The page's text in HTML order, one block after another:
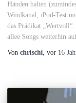
Händen halten
Windkanal, iPod-Test
das Prädikat
allee Songs weiterhin
Von chrischi, vor 16